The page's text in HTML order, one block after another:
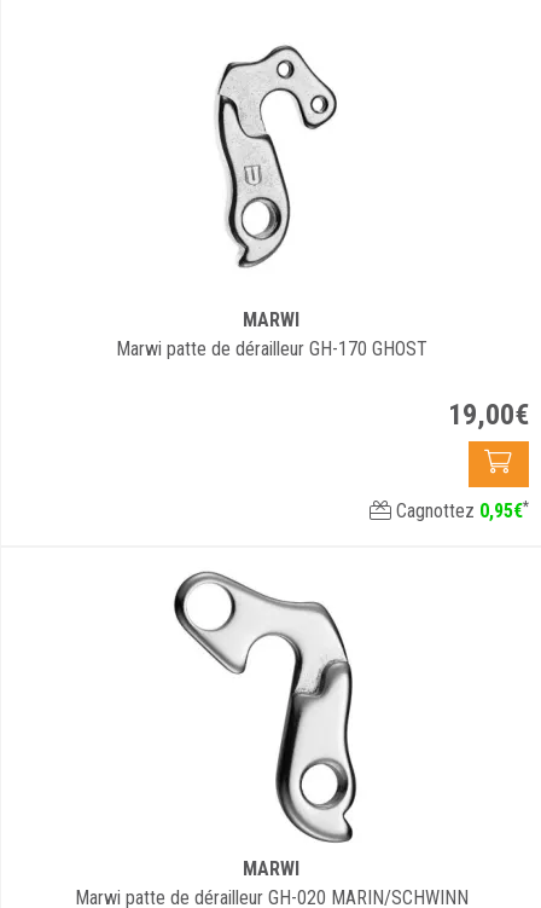
MARWI
Marwi patte de dérailleur GH-170 GHOST
19,00€
Cagnottez 0,95€*
MARWI
Marwi patte de dérailleur GH-020 MARIN/SCHWINN